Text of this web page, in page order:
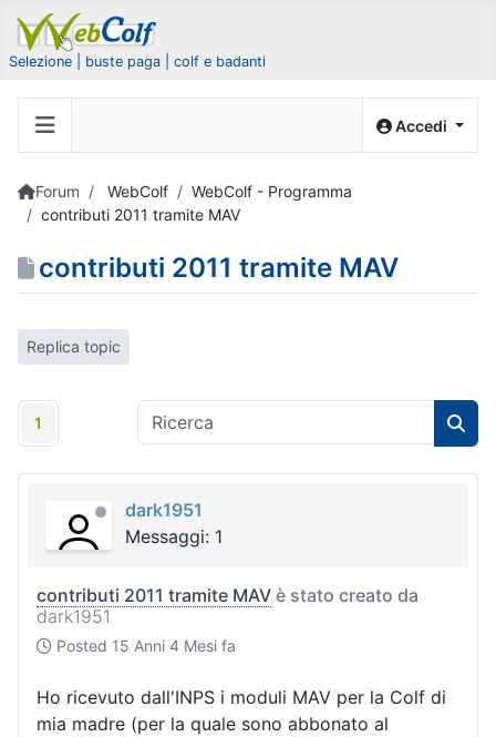
Selezione | buste paga | colf e badanti
Accedi
Forum WebColf
WebColf - Programma
contributi 2011 tramite MAV
contributi 2011 tramite MAV
Replica topic
1
dark1951
Messaggi: 1
contributi 2011 tramite MAV è stato creato da
dark1951
Posted 15 Anni 4 Mesi fa
Ho ricevuto dall'INPS i moduli MAV per la Colf di
mia madre (per la quale sono abbonato al